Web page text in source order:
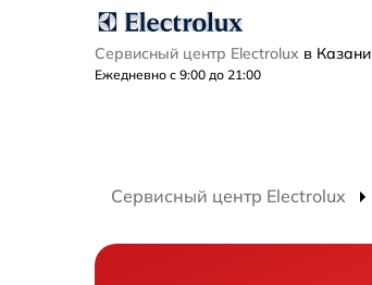
Сервисный центр Electrolux в Казани
Ежедневно с 9:00 до 21:00
Сервисный центр Electrolux